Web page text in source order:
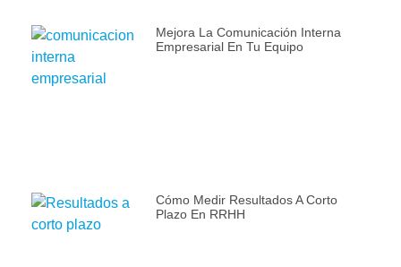
Mejora La Comunicación Interna
Empresarial En Tu Equipo
Cómo Medir Resultados A Corto
Plazo En RRHH